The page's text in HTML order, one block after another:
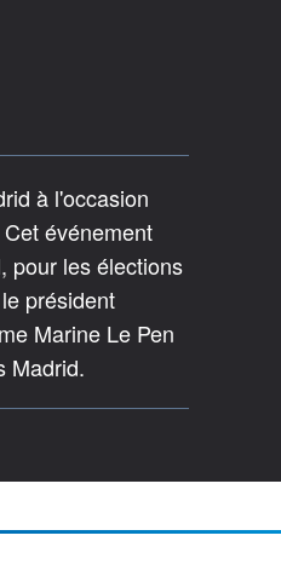
à l'occasion
événement
pour les élections
président
Marine Le Pen
Madrid.